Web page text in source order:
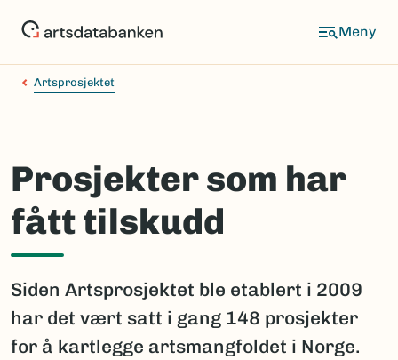
Artsprosjektet
Prosjekter som har
fått tilskudd
Siden Artsprosjektet ble etablert i 2009
har det vært satt i gang 148 prosjekter
for å kartlegge artsmangfoldet i Norge.